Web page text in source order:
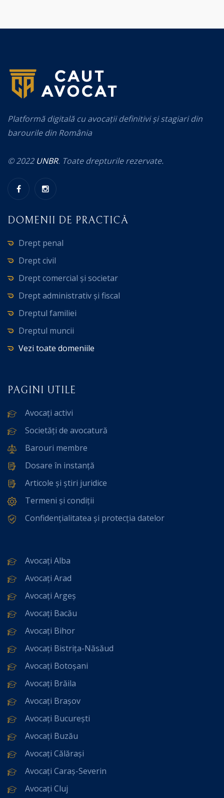
Platformă digitală cu avocații definitivi și stagiari din
barourile din România
© 2022 UNBR. Toate drepturile rezervate.
DOMENII DE PRACTICĂ
Drept penal
Drept civil
Drept comercial și societar
Drept administrativ și fiscal
Dreptul familiei
Dreptul muncii
Vezi toate domeniile
PAGINI UTILE
Avocați activi
Societăți de avocatură
Barouri membre
Dosare în instanță
Articole și știri juridice
Termeni și condiții
Confidențialitatea și protecția datelor
Avocați Alba
Avocați Arad
Avocați Argeș
Avocați Bacău
Avocați Bihor
Avocați Bistrița-Năsăud
Avocați Botoșani
Avocați Brăila
Avocați Brașov
Avocați București
Avocați Buzău
Avocați Călărași
Avocați Caraș-Severin
Avocați Cluj